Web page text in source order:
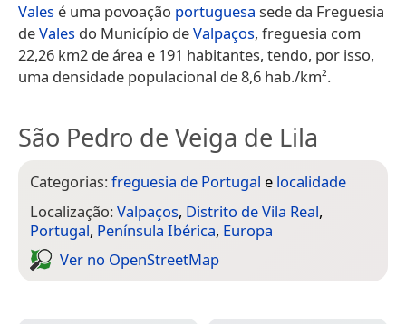
Vales é uma povoação portuguesa sede da Freguesia
deVales do Município deValpaços, freguesia com
22,26 km2 de área e 191 habitantes, tendo, por isso,
uma densidade populacional de 8,6 hab./km².
São Pedro de Veiga de Lila
Categorias:freguesia de Portugal e localidade
Localização:Valpaços, Distrito de Vila Real,
Portugal, Península Ibérica, Europa
Ver no Open­Street­Map